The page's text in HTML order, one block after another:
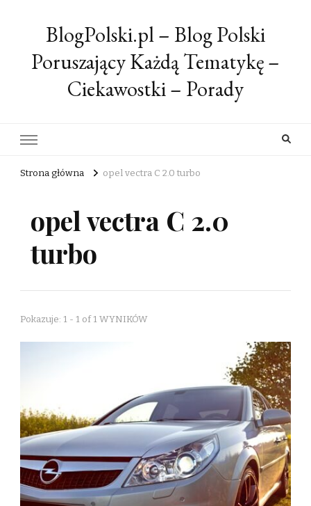
BlogPolski.pl – Blog Polski
Poruszający Każdą Tematykę –
Ciekawostki – Porady
Strona główna opel vectra C 2.0 turbo
opel vectra C 2.0
turbo
Pokazuje: 1 - 1 of 1 WYNIKÓW